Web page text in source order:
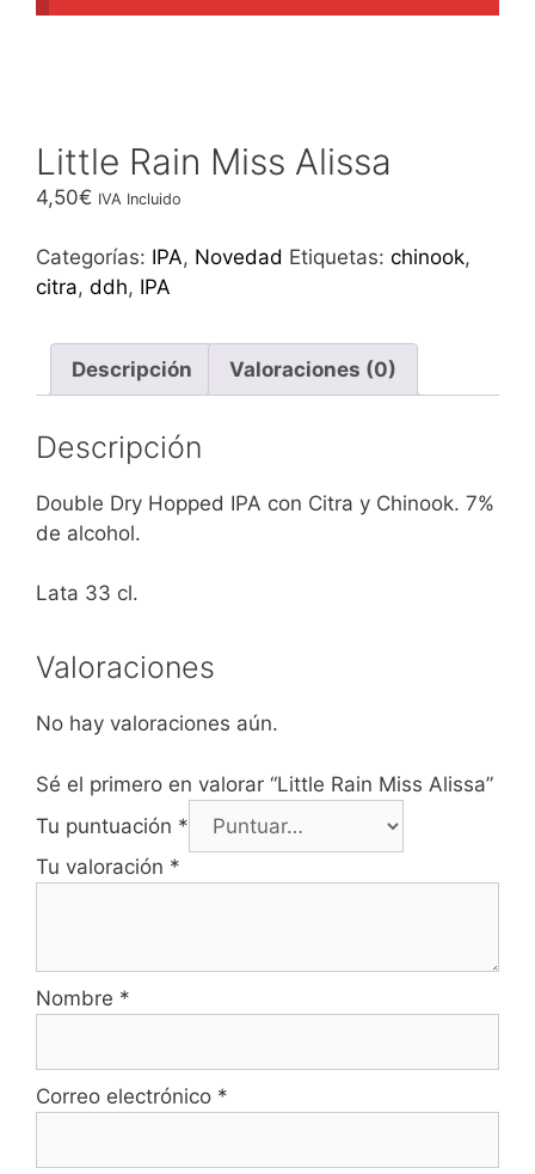
Little Rain Miss Alissa
4,50€ IVA Incluido
Categorías: IPA, Novedad Etiquetas: chinook,
citra, ddh, IPA
Descripción Valoraciones (0)
Descripción
Double Dry Hopped IPA con Citra y Chinook. 7%
de alcohol.
Lata 33 cl.
Valoraciones
No hay valoraciones aún.
Sé el primero en valorar “Little Rain Miss Alissa”
Tu puntuación *
Tu valoración *
Nombre *
Correo electrónico *